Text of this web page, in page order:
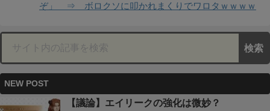
ぞ」 ⇒ ボロクソに叩かれまくりでワロタｗｗｗｗ
NEW POST
【議論】エイリークの強化は微妙？